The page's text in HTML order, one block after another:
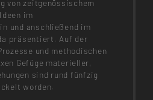
von zeitgenössischem
im
und anschließend im
präsentiert. Auf der
und methodischen
Gefüge materieller,
sind rund fünfzig
worden.